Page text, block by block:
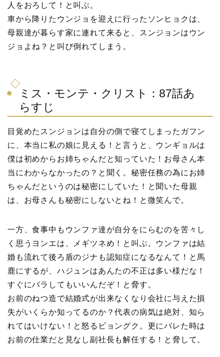
人をおろして！と叫ぶ。
車から降りたウンジョを迎えに行ったソンヒョクは、
母親達が暮らす家に連れて来ると、スンジョンはウン
ジョよね？と叫び倒れてしまう。
ミス・モンテ・クリスト：87話あ
らすじ
目覚めたスンジョンは自分の側で寝てしまったガフン
に、本当に私の娘に見える！と言うと、ウンギョルは
僕は初めからお姉ちゃんだと知っていた！お母さん本
当にわからなかったの？と聞く。秘密任務の為にお姉
ちゃんだというのは秘密にしていた！と聞いた母親
は、お母さんも秘密にしないとね！と微笑んで。
一方、食事中もウンファ達が自分をにらむのを苦々し
く思うヨンエは、メギツネめ！と叫ぶ。ウンファは結
婚も流れて後ろ盾のジナも認知症になるなんて！と馬
鹿にするが、ハジュンはあんたの不正は多い様だな！
すぐにバラしてもいいんだぞ！と脅す。
お前のねつ造で結婚式が出来なくなり会社に与えた損
失がいくらか知ってるのか？代表の病気は絶対、知ら
れてはいけない！と怒るビョングク。更にバレた時は
お前の仕業だと見なし副社長も解任する！と脅して。